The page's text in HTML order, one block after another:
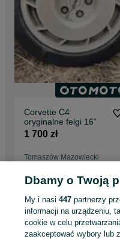
Corvette C4
oryginalne felgi 16”
1 700 zł
Tomaszów Mazowiecki
Strona główna Motoryzacja
Malbork
Dbamy o Twoją
My i nasi447 partnerzy
informacji na urządzeniu,
cookie w celu
zaakceptować wybory lub